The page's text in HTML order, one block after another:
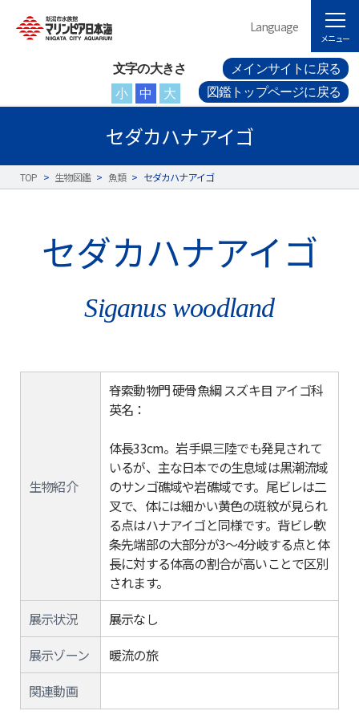
文字の大きさ
小
中 大
メインサイトに戻る
図鑑トップページに戻る
Language
メニュー
セダカハナアイゴ
TOP > 生物図鑑 > 魚類 > セダカハナアイゴ
セダカハナアイゴ
Siganus woodland
生物紹介
脊索動物門 硬骨魚綱 スズキ目 アイゴ科
英名：
体長33cm。岩手県三陸でも発見されて
いるが、主な日本での生息域は黒潮流域
のサンゴ礁域や岩礁域です。尾ビレは二
叉で、体には細かい黄色の斑紋が見られ
る点はハナアイゴと同様です。背ビレ軟
条先端部の大部分が3～4分岐する点と体
長に対する体高の割合が高いことで区別
されます。
展示状況
展示なし
展示ゾーン
暖流の旅
関連動画